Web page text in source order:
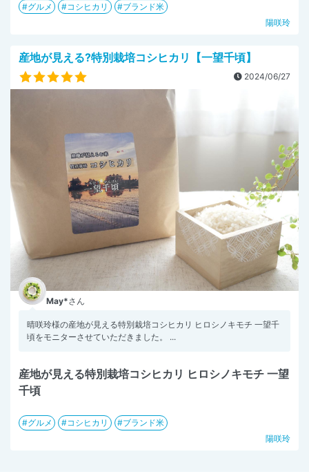
グルメ コシヒカリ
ブランド米
陽咲玲
産地が見える?特別栽培コシヒカリ【一望千頃】
2024/06/27
May*さん
晴咲玲様の産地が見える特別栽培コシヒカリ ヒロシノキモチ 一望千
頃をモニターさせていただきました。 ...
産地が見える特別栽培コシヒカリ ヒロシノキモチ 一望
千頃
グルメ コシヒカリ
ブランド米
陽咲玲